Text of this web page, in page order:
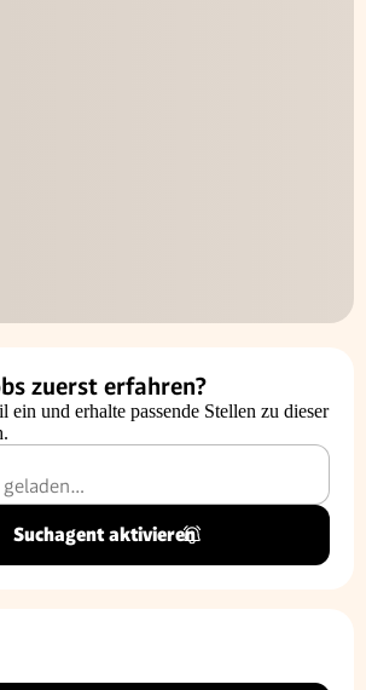
zuerst erfahren?
ein und erhalte passende Stellen zu dieser
Suchagent aktivieren